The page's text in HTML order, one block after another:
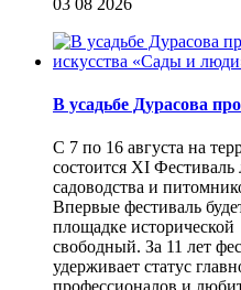
В усадьбе Дурасова
С 7 по 16 августа на
состоится XI
садоводства и
Впервые фестиваль
площадке
свободный. За 11 лет
удерживает статус
профессионалов и